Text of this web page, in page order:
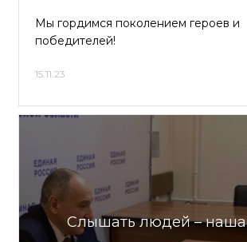
Мы гордимся поколением героев и
победителей!
15.11.23
Слышать людей – наша